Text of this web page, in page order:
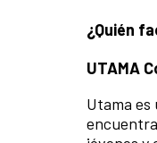
¿Quién
UTAMA
Utama